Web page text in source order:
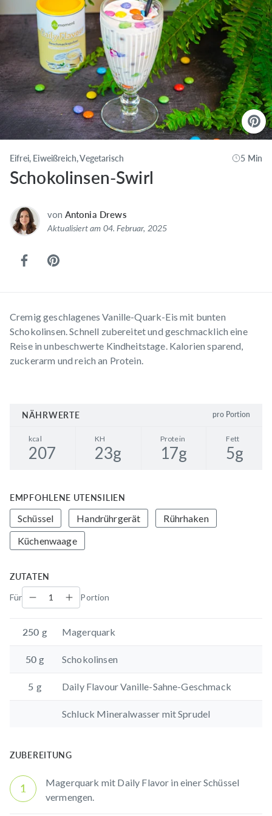
Eifrei, Eiweißreich, Vegetarisch 5 Min
Schokolinsen-Swirl
von Antonia Drews
Aktualisiert am 04. Februar, 2025
Cremig geschlagenes Vanille-Quark-Eis mit bunten
Schokolinsen. Schnell zubereitet und geschmacklich eine
Reise in unbeschwerte Kindheitstage. Kalorien sparend,
zuckerarm und reich an Protein.
NÄHRWERTE pro Portion
kcal
207
KH
23g
Protein
17g
Fett
5g
EMPFOHLENE UTENSILIEN
Schüssel Handrührgerät
Rührhaken
Küchenwaage
ZUTATEN
Für
Portion
250 g Magerquark
50 g Schokolinsen
5 g Daily Flavour Vanille-Sahne-Geschmack
Schluck Mineralwasser mit Sprudel
ZUBEREITUNG
1 Magerquark mit Daily Flavor in einer Schüssel
vermengen.